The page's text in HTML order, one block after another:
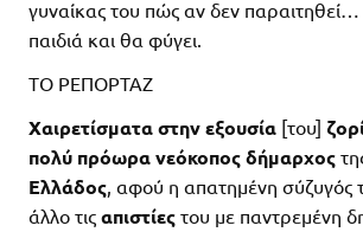
γυναίκας του πώς αν δεν
παιδιά και θα φύγει.
ΤΟ ΡΕΠΟΡΤΑΖ
Χαιρετίσματα στην εξουσία [του]
πολύ πρόωρα νεόκοποςδήμαρχος
Ελλάδος, αφού η απατημένη σύζυγός
άλλο τις απιστίες του με παντρεμένη